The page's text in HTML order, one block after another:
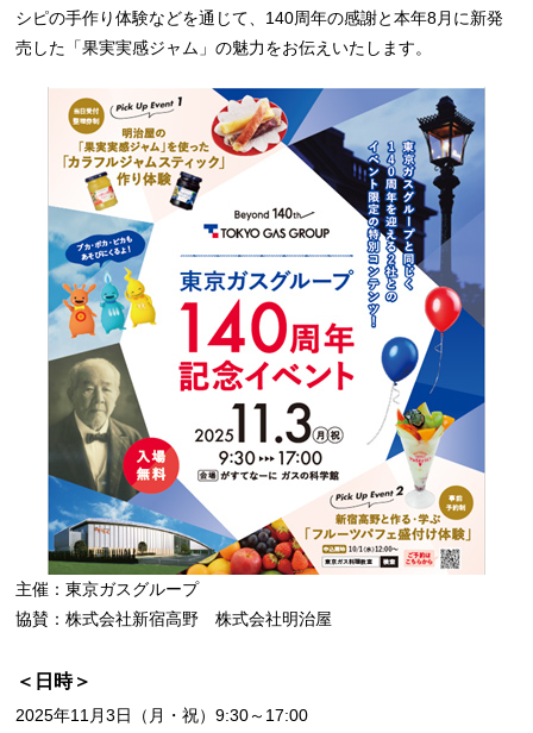
シピの手作り体験などを通じて、140周年の感謝と本年8月に新発
売した「果実実感ジャム」の魅力をお伝えいたします。
主催：東京ガスグループ
協賛：株式会社新宿高野 株式会社明治屋
＜日時＞
2025年11月3日（月・祝）9:30～17:00